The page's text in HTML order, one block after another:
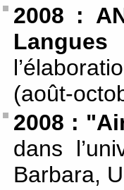
2008 :
Langues
(août-
2008 :
dans
Barbara,